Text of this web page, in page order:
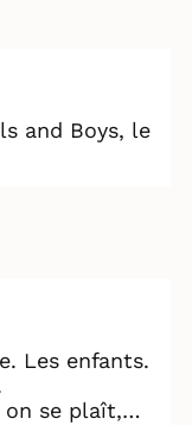
and Boys, le
Les enfants.
on se plaît,